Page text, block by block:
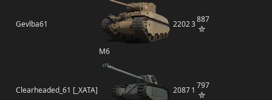
Gevlba61
M6
22023887
Clearheaded_61 [_XATA] 20871 797